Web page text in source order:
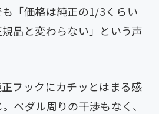
「価格は純正の1/3くらい
品と変わらない」という声
フックにカチッとはまる感
ペダル周りの干渉もなく、